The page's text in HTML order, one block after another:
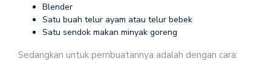
Blender
Satu buah telur ayam atau telur bebek
Satu sendok makan minyak goreng
Sedangkan untuk pembuatannya adalah dengan cara: